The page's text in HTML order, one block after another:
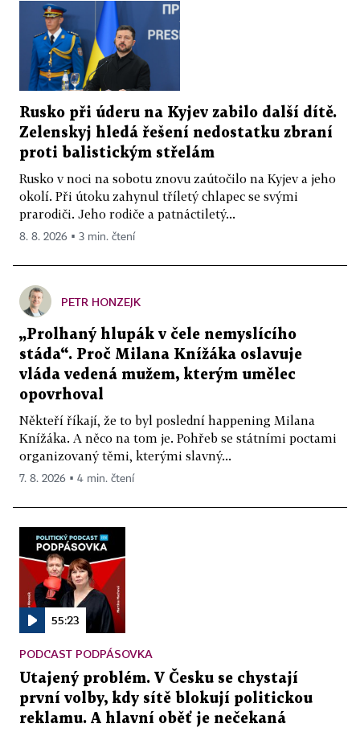
Rusko při úderu na Kyjev zabilo další dítě.
Zelenskyj hledá řešení nedostatku zbraní
proti balistickým střelám
Rusko v noci na sobotu znovu zaútočilo na Kyjev a jeho
okolí. Při útoku zahynul tříletý chlapec se svými
prarodiči. Jeho rodiče a patnáctiletý...
8. 8. 2026 ▪ 3 min. čtení
PETR HONZEJK
„Prolhaný hlupák v čele nemyslícího
stáda“. Proč Milana Knížáka oslavuje
vláda vedená mužem, kterým umělec
opovrhoval
Někteří říkají, že to byl poslední happening Milana
Knížáka. A něco na tom je. Pohřeb se státními poctami
organizovaný těmi, kterými slavný...
7. 8. 2026 ▪ 4 min. čtení
55:23
PODCAST PODPÁSOVKA
Utajený problém. V Česku se chystají
první volby, kdy sítě blokují politickou
reklamu. A hlavní oběť je nečekaná